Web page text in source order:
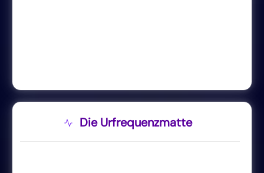
Die Urfrequenzmatte